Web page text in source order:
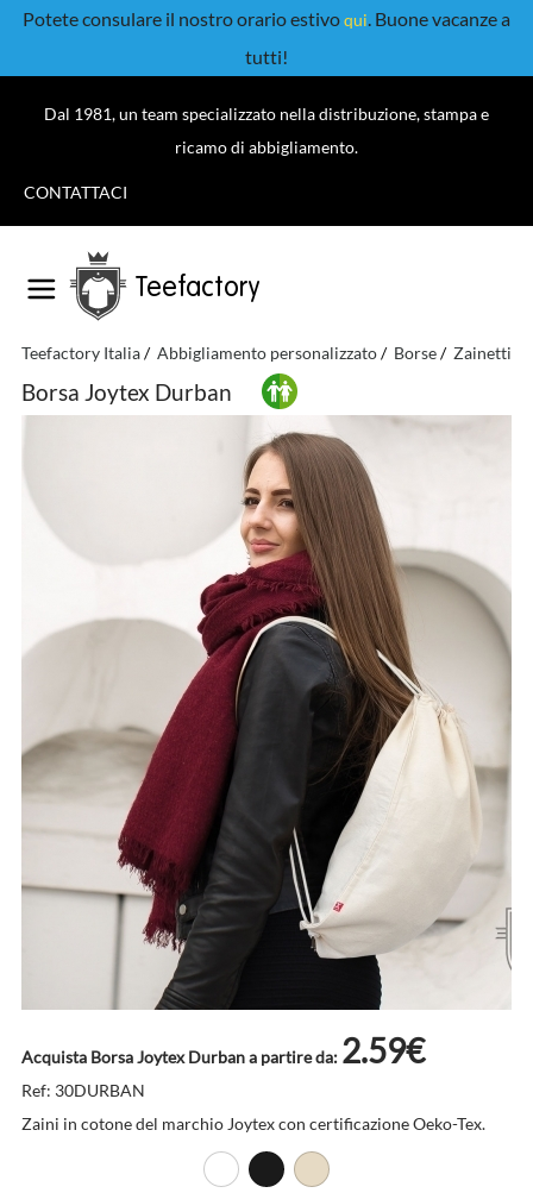
Potete consulare il nostro orario estivoqui. Buone vacanze a
tutti!
Dal 1981, un team specializzato nella distribuzione, stampa e
ricamo di abbigliamento.
CONTATTACI
Teefactory
Teefactory Italia Abbigliamento personalizzato Borse Zainetti
Borsa Joytex Durban
Acquista Borsa Joytex Durban a partire da: 2.59€
Ref: 30DURBAN
Zaini in cotone del marchio Joytex con certificazione Oeko-Tex.